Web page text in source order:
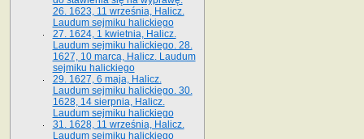
26. 1623, 11 września, Halicz.
Laudum sejmiku halickiego
27. 1624, 1 kwietnia, Halicz.
Laudum sejmiku halickiego. 28.
1627, 10 marca, Halicz. Laudum
sejmiku halickiego
29. 1627, 6 maja, Halicz.
Laudum sejmiku halickiego. 30.
1628, 14 sierpnia, Halicz.
Laudum sejmiku halickiego
31. 1628, 11 września, Halicz.
Laudum sejmiku halickiego